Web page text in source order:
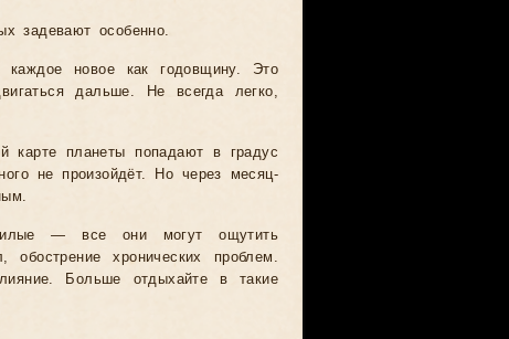
задевают особенно.
новое как годовщину. Это
дальше. Не всегда легко,
карте планеты попадают в градус
не произойдёт. Но через месяц-
— все они могут ощутить
хронических проблем.
Больше отдыхайте в такие